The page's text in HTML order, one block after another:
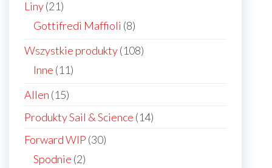
Liny 2121
products
Gottifredi Maffioli 88
Wszystkie produkty 108108
Inne 1111
Allen 1515
products
Produkty Sail & Science 1414
Forward WIP 3030
Spodnie 22